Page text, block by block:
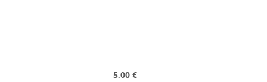
Regulärer Preis:
5,00 €